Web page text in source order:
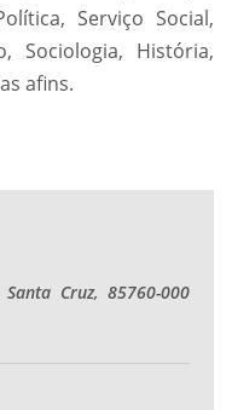
Serviço Social,
Sociologia, História,
afins.
Cruz, 85760-000